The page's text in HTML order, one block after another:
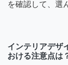
を確認して、選
インテリアデザ
おける注意点は